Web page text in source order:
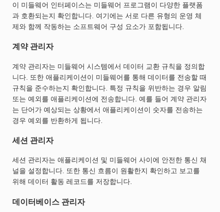
이 미들웨어 인터페이스는 미들웨어 프로그램이 다양한 플랫폼
과 호환되는지 확인합니다. 여기에는 서로 다른 유형의 운영 체
제와 함께 작동하는 소프트웨어 구성 요소가 포함됩니다.
계약 관리자
계약 관리자는 미들웨어 시스템에서 데이터 교환 규칙을 정의합
니다. 또한 애플리케이션이 미들웨어를 통해 데이터를 전송할 때
규칙을 준수하는지 확인합니다. 특정 규칙을 위반하는 경우 알림
또는 예외를 애플리케이션에 전송합니다. 예를 들어 계약 관리자
는 단어가 예상되는 상황에서 애플리케이션이 숫자를 전송하는
경우 예외를 반환하게 됩니다.
세션 관리자
세션 관리자는 애플리케이션 및 미들웨어 사이에 안전한 통신 채
널을 설정합니다. 또한 통신 흐름이 원활한지 확인하고 보고를
위해 데이터 활동 레코드를 저장합니다.
데이터베이스 관리자